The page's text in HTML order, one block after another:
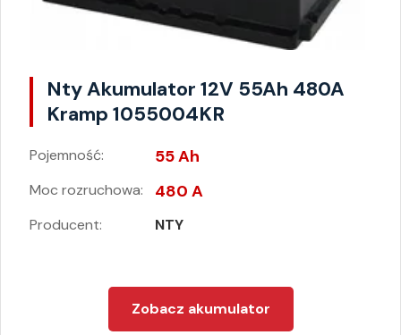
Nty Akumulator 12V 55Ah 480A
Kramp 1055004KR
Pojemność: 55 Ah
Moc rozruchowa: 480 A
Producent: NTY
Zobacz akumulator